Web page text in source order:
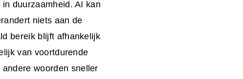
duurzaamheid. AI kan
niets aan de
bereik blijft afhankelijk
van voortdurende
woorden sneller